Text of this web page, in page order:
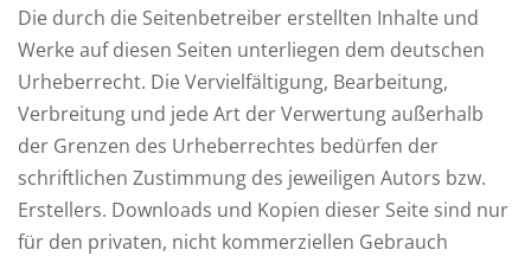
Die durch die Seitenbetreiber erstellten Inhalte und
Werke auf diesen Seiten unterliegen dem deutschen
Urheberrecht. Die Vervielfältigung, Bearbeitung,
Verbreitung und jede Art der Verwertung außerhalb
der Grenzen des Urheberrechtes bedürfen der
schriftlichen Zustimmung des jeweiligen Autors bzw.
Erstellers. Downloads und Kopien dieser Seite sind nur
für den privaten, nicht kommerziellen Gebrauch